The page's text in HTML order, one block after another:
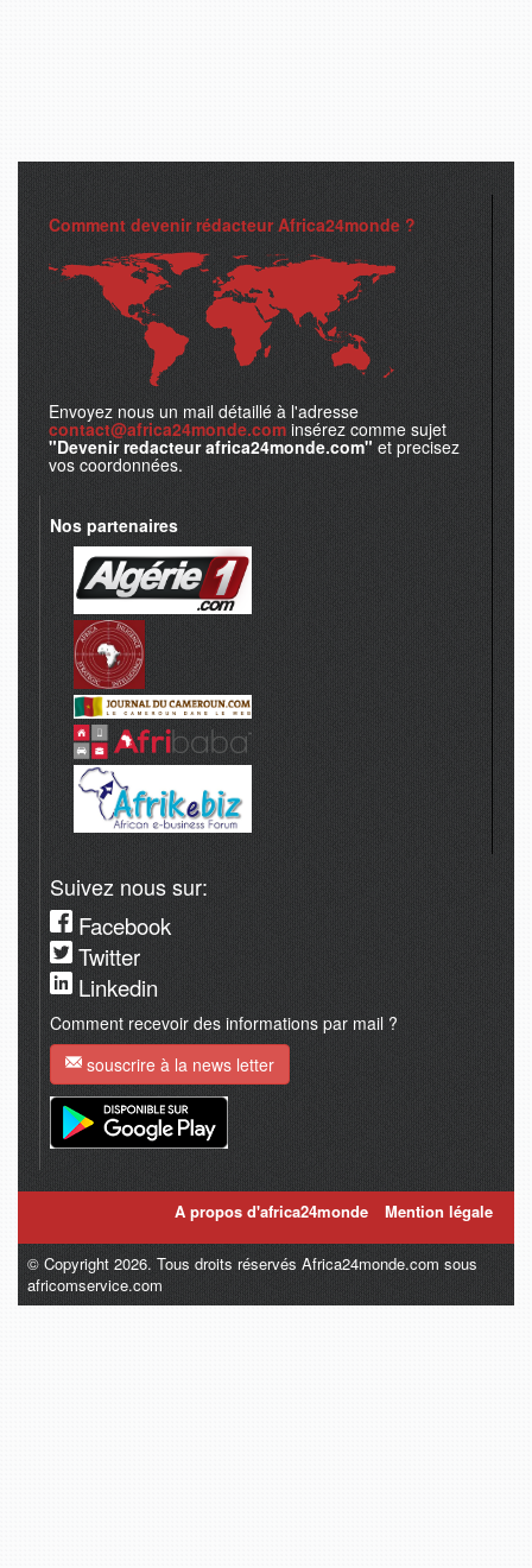
Comment devenir rédacteur Africa24monde ?
Envoyez nous un mail détaillé à l'adresse
contact@africa24monde.com insérez comme sujet
"Devenir redacteur africa24monde.com" et precisez
vos coordonnées.
Nos partenaires
Suivez nous sur:
Facebook
Twitter
Linkedin
Comment recevoir des informations par mail ?
souscrire à la news letter
A propos d'africa24monde Mention légale
© Copyright 2026. Tous droits réservés Africa24monde.com sous
africomservice.com